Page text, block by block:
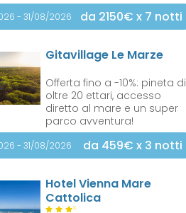
- 31/08/2026 da 2150€ x 7 notti
Gitavillage Le Marze
Offerta fino a -10%: pineta di
oltre 20 ettari, accesso
diretto al mare e un super
parco avventura!
- 31/08/2026 da 459€ x 3 notti
Hotel Vienna Mare
Cattolica
S